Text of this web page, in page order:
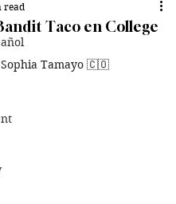
Taco en College
read
Sophia Tamayo 🇨🇴